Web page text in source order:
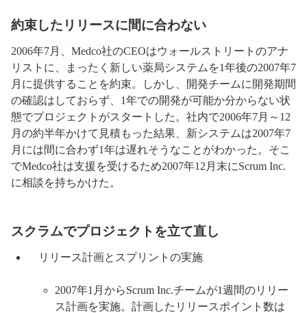
約束したリリースに間に合わない
2006年7月、Medco社のCEOはウォールストリートのアナ
リストに、まったく新しい薬局システムを1年後の2007年7
月に提供することを約束。しかし、開発チームに開発期間
の確認はしておらず、1年での開発が可能か分からない状
態でプロジェクトがスタートした。社内で2006年7月～12
月の約半年かけて見積もった結果、新システムは2007年7
月には間に合わず1年は遅れそうなことがわかった。そこ
でMedco社は支援を受けるため2007年12月末にScrum Inc.
に相談を持ちかけた。
スクラムでプロジェクトを立て直し
リリース計画とスプリントの実施
2007年1月からScrum Inc.チームが1週間のリリー
ス計画を実施。計画したリリースポイント数は